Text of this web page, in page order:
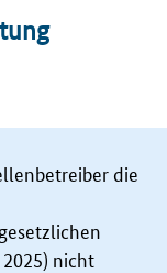
die
nicht